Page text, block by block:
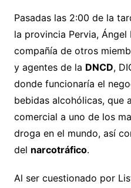
Pasadas las 2:00 de la
la provincia Pervia, Ángel
compañía de otros
y agentes de la DNCD,
donde funcionaría el
bebidas alcohólicas, que
comercial a uno de los
droga en el mundo, así
del narcotráfico.
Al ser cuestionado por